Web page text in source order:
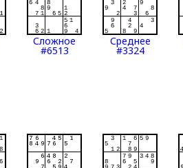
Сложное
#6513
Среднее
#3324